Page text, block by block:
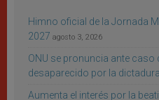
Himno oficial de la Jornada
2027 agosto 3, 2026
ONU se pronuncia ante
desaparecido por la
Aumenta el interés por la